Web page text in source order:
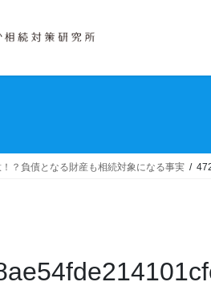
？負債となる財産も相続対象になる事実